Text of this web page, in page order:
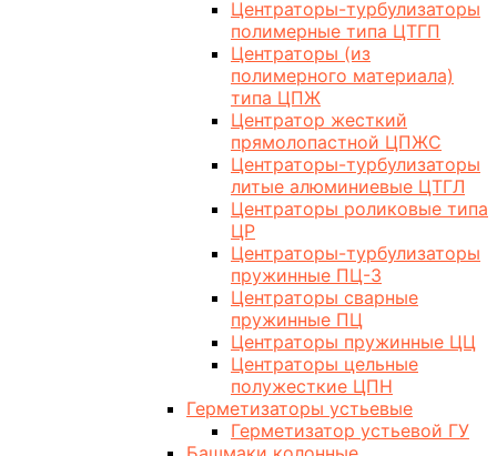
Центраторы-турбулизаторы
полимерные типа ЦТГП
Центраторы (из
полимерного материала)
типа ЦПЖ
Центратор жесткий
прямолопастной ЦПЖС
Центраторы-турбулизаторы
литые алюминиевые ЦТГЛ
Центраторы роликовые типа
ЦР
Центраторы-турбулизаторы
пружинные ПЦ-3
Центраторы сварные
пружинные ПЦ
Центраторы пружинные ЦЦ
Центраторы цельные
полужесткие ЦПН
Герметизаторы устьевые
Герметизатор устьевой ГУ